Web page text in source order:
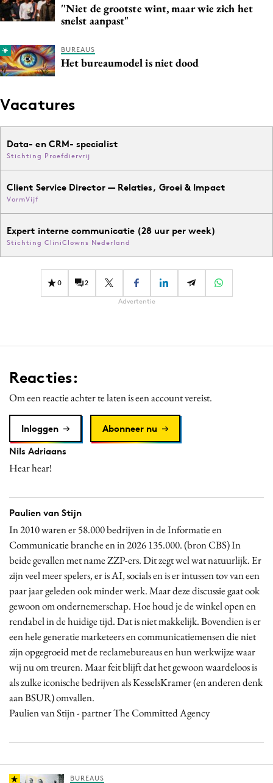
''Niet de grootste wint, maar wie zich het
snelst aanpast"
BUREAUS
Het bureaumodel is niet dood
Vacatures
Data- en CRM- specialist
Stichting Proefdiervrij
Client Service Director — Relaties, Groei & Impact
VormVijf
Expert interne communicatie (28 uur per week)
Stichting CliniClowns Nederland
0 2
Advertentie
Reacties:
Om een reactie achter te laten is een account vereist.
Inloggen
Abonneer nu
Nils Adriaans
Hear hear!
Paulien van Stijn
In 2010 waren er 58.000 bedrijven in de Informatie en
Communicatie branche en in 2026 135.000. (bron CBS) In
beide gevallen met name ZZP-ers. Dit zegt wel wat natuurlijk. Er
zijn veel meer spelers, er is AI, socials en is er intussen tov van een
paar jaar geleden ook minder werk. Maar deze discussie gaat ook
gewoon om ondernemerschap. Hoe houd je de winkel open en
rendabel in de huidige tijd. Dat is niet makkelijk. Bovendien is er
een hele generatie marketeers en communicatiemensen die niet
zijn opgegroeid met de reclamebureaus en hun werkwijze waar
wij nu om treuren. Maar feit blijft dat het gewoon waardeloos is
als zulke iconische bedrijven als KesselsKramer (en anderen denk
aan BSUR) omvallen.
Paulien van Stijn - partner The Committed Agency
BUREAUS